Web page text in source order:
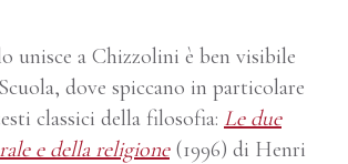
unisce a Chizzolini è ben visibile
dove spiccano in particolare
classici della filosofia: Le due
e della religione(1996) di Henri